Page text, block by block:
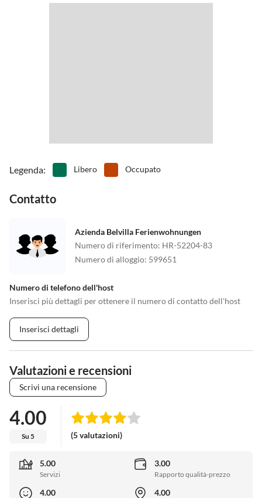
Legenda: Libero Occupato
Contatto
Azienda Belvilla Ferienwohnungen
Numero di riferimento: HR-52204-83
Numero di alloggio: 599651
Numero di telefono dell'host
Inserisci più dettagli per ottenere il numero di contatto dell'host
Inserisci dettagli
Valutazioni e recensioni
Scrivi una recensione
4.00
Su 5 (5 valutazioni)
5.00
Servizi
3.00
Rapporto qualità-prezzo
4.00 4.00